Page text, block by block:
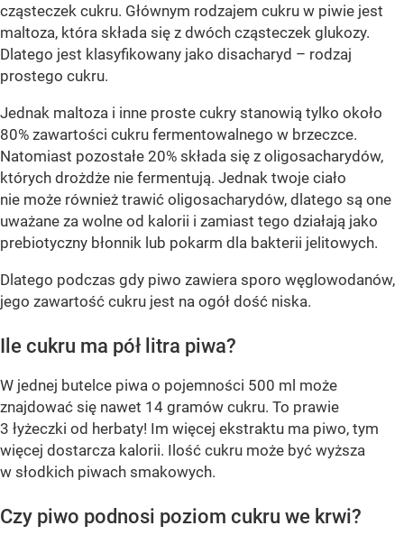
cząsteczek cukru. Głównym rodzajem cukru w piwie jest
maltoza, która składa się z dwóch cząsteczek glukozy.
Dlatego jest klasyfikowany jako disacharyd – rodzaj
prostego cukru.
Jednak maltoza i inne proste cukry stanowią tylko około
80% zawartości cukru fermentowalnego w brzeczce.
Natomiast pozostałe 20% składa się z oligosacharydów,
których drożdże nie fermentują. Jednak twoje ciało
nie może również trawić oligosacharydów, dlatego są one
uważane za wolne od kalorii i zamiast tego działają jako
prebiotyczny błonnik lub pokarm dla bakterii jelitowych.
Dlatego podczas gdy piwo zawiera sporo węglowodanów,
jego zawartość cukru jest na ogół dość niska.
Ile cukru ma pół litra piwa?
W jednej butelce piwa o pojemności 500 ml może
znajdować się nawet 14 gramów cukru. To prawie
3 łyżeczki od herbaty! Im więcej ekstraktu ma piwo, tym
więcej dostarcza kalorii. Ilość cukru może być wyższa
w słodkich piwach smakowych.
Czy piwo podnosi poziom cukru we krwi?